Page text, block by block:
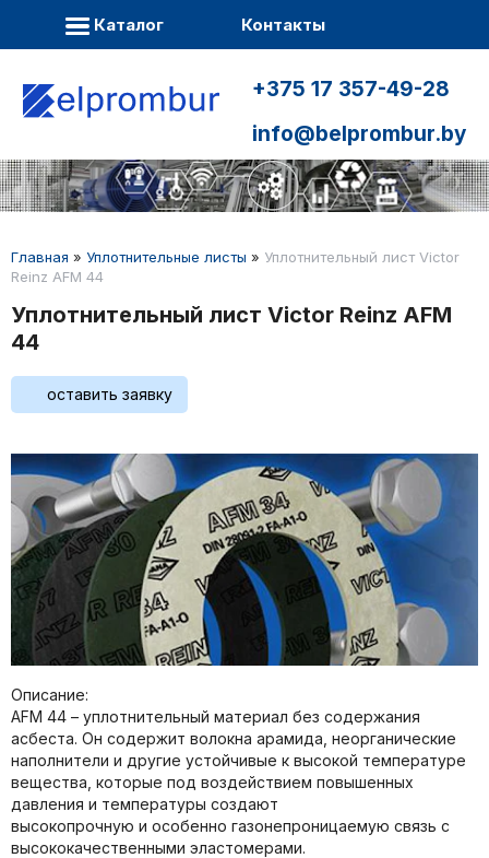
Каталог Контакты
+375 17 357-49-28
info@belprombur.by
Главная » Уплотнительные листы » Уплотнительный лист Victor
Reinz AFM 44
Уплотнительный лист Victor Reinz AFM
44
оставить заявку
Описание:
AFM 44 – уплотнительный материал без содержания
асбеста. Он содержит волокна арамида, неорганические
наполнители и другие устойчивые к высокой температуре
вещества, которые под воздействием повышенных
давления и температуры создают
высокопрочную и особенно газонепроницаемую связь с
высококачественными эластомерами.